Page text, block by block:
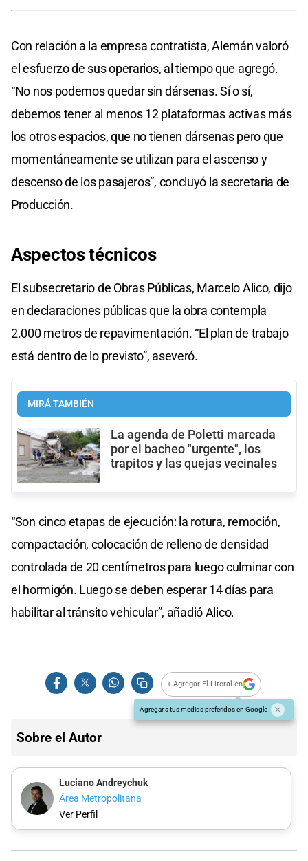
Con relación a la empresa contratista, Alemán valoró
el esfuerzo de sus operarios, al tiempo que agregó.
“No nos podemos quedar sin dársenas. Sí o sí,
debemos tener al menos 12 plataformas activas más
los otros espacios, que no tienen dársenas pero que
momentáneamente se utilizan para el ascenso y
descenso de los pasajeros”, concluyó la secretaria de
Producción.
Aspectos técnicos
El subsecretario de Obras Públicas, Marcelo Alico, dijo
en declaraciones públicas que la obra contempla
2.000 metros de repavimentación. “El plan de trabajo
está dentro de lo previsto”, aseveró.
MIRÁ TAMBIÉN
La agenda de Poletti marcada
por el bacheo "urgente", los
trapitos y las quejas vecinales
“Son cinco etapas de ejecución: la rotura, remoción,
compactación, colocación de relleno de densidad
controlada de 20 centímetros para luego culminar con
el hormigón. Luego se deben esperar 14 días para
habilitar al tránsito vehicular”, añadió Alico.
+ Agregar El Litoral en
Agregar a tus medios preferidos en Google
Sobre el Autor
Luciano Andreychuk
Área Metropolitana
Ver Perfil